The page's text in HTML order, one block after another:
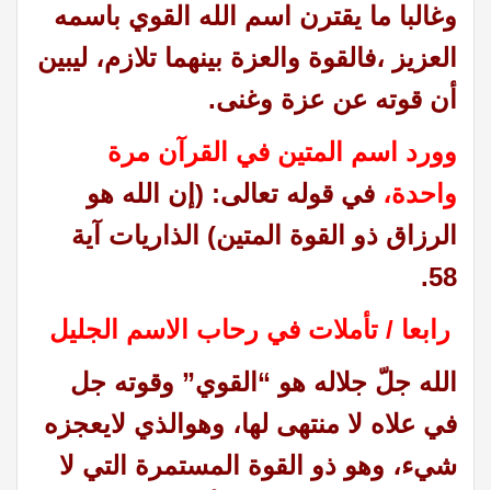
وغالبا ما يقترن اسم الله القوي باسمه
العزيز ،فالقوة والعزة بينهما تلازم، ليبين
أن قوته عن عزة وغنى.
وورد اسم المتين في القرآن مرة
واحدة، في قوله تعالى: (إن الله هو
الرزاق ذو القوة المتين) الذاريات آية
58.
رابعا / تأملات في رحاب الاسم الجليل
الله جلّ جلاله هو “القوي” وقوته جل
في علاه لا منتهى لها، وهوالذي لايعجزه
شيء، وهو ذو القوة المستمرة التي لا